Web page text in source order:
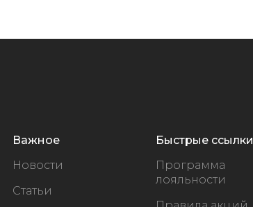
Важное
Новости
Статьи
Быстрые ссылки
Программа
лояльности